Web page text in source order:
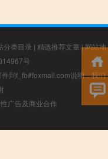
分类目录 | 精选推荐文章 |网站地
号
到f_fb#foxmail.com说明，我们
广告及商业合作